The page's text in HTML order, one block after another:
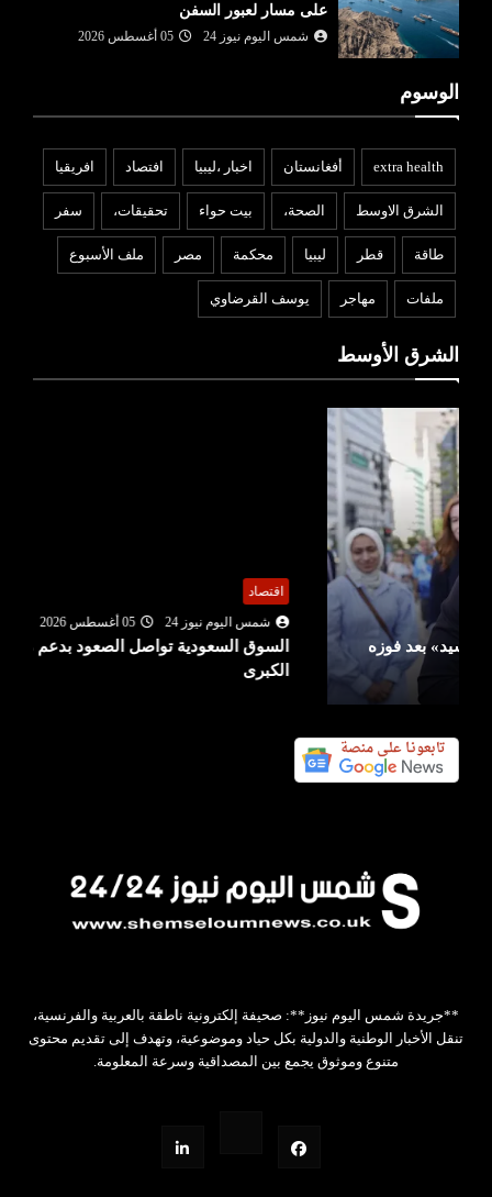
على مسار لعبور السفن
شمس اليوم نيوز 24 05 أغسطس 2026
الوسوم
extra health أفغانستان اخبار ،ليبيا افتصاد افريقيا
الشرق الاوسط الصحة، بيت حواء تحقيقات، سفر
طاقة قطر ليبيا محكمة مصر ملف الأسبوع
ملفات مهاجر يوسف القرضاوي
الشرق الأوسط
اقتصاد
شمس اليوم نيوز 24
05 أغسطس 2026
السوق السعودية تواصل الصعود بدعم من الشركات
الكبرى
**جريدة شمس اليوم نيوز**: صحيفة إلكترونية ناطقة بالعربية والفرنسية،
تنقل الأخبار الوطنية والدولية بكل حياد وموضوعية، وتهدف إلى تقديم محتوى
متنوع وموثوق يجمع بين المصداقية وسرعة المعلومة.